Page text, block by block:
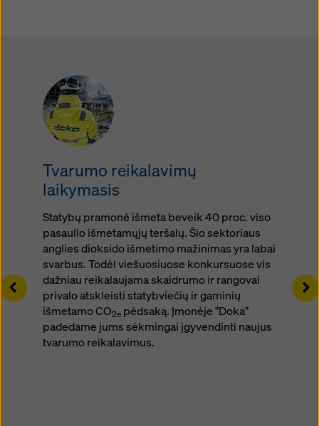
Tvarumo reikalavimų
laikymasis
Statybų pramonė išmeta beveik 40 proc. viso
pasaulio išmetamųjų teršalų. Šio sektoriaus
anglies dioksido išmetimo mažinimas yra labai
svarbus. Todėl viešuosiuose konkursuose vis
dažniau reikalaujama skaidrumo ir rangovai
privalo atskleisti statybviečių ir gaminių
išmetamo CO2e pėdsaką. Įmonėje "Doka"
padedame jums sėkmingai įgyvendinti naujus
tvarumo reikalavimus.
Left